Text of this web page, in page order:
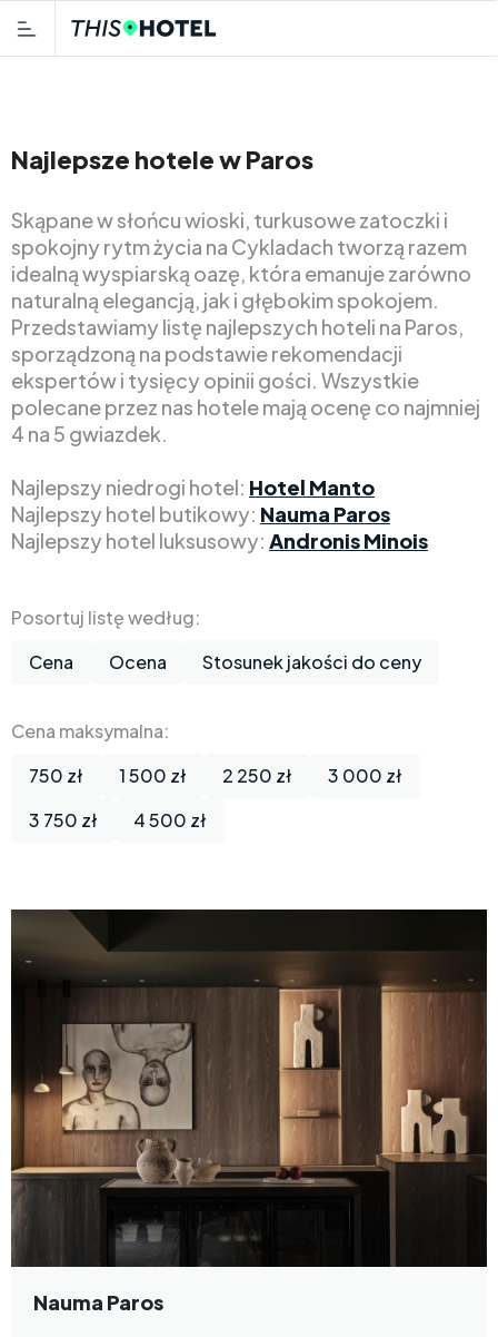
Najlepsze hotele w Paros
Skąpane w słońcu wioski, turkusowe zatoczki i
spokojny rytm życia na Cykladach tworzą razem
idealną wyspiarską oazę, która emanuje zarówno
naturalną elegancją, jak i głębokim spokojem.
Przedstawiamy listę najlepszych hoteli na Paros,
sporządzoną na podstawie rekomendacji
ekspertów i tysięcy opinii gości. Wszystkie
polecane przez nas hotele mają ocenę co najmniej
4 na 5 gwiazdek.
Najlepszy niedrogi hotel: Hotel Manto
Najlepszy hotel butikowy: Nauma Paros
Najlepszy hotel luksusowy: Andronis Minois
Posortuj listę według:
Cena
Ocena Stosunek jakości do ceny
Cena maksymalna:
750 zł
1 500 zł 2 250 zł
3 000 zł
3 750 zł
4 500 zł
Nauma Paros